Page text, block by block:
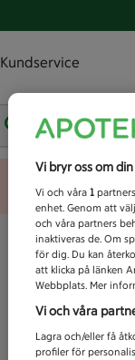
Kundservice
Vad letar du
Vi bryr oss om
Vi och våra 1
enhet. Genom att
och våra partners
inaktiveras de. Om
för dig. Du kan
att klicka på länken
Webbplats. Mer
Vi och våra
Lagra och/eller få
profiler för